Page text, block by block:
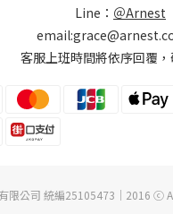
Line： ＠Arnest
客服上班時間將依序回覆
限公司 統編25105473｜2016 ⓒ